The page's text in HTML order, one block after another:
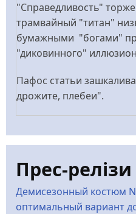
"Справедливость"
трамвайный "титан"
бумажными "богами"
"диковинного"
Пафос статьи
дрожите, плебеи".
Прес-релізи
Демисезонный костюм
оптимальный вариант